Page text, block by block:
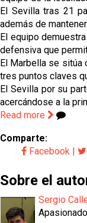
El Sevilla tras 21
además de
El equipo
defensiva que
El Marbella se sitúa
tres puntos claves
El Sevilla por su
acercándose a la
Read more
Comparte:
Facebook
Sobre el
Sergio